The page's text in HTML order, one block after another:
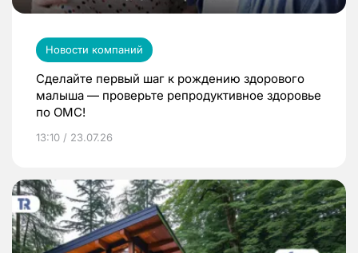
Новости компаний
Сделайте первый шаг к рождению здорового
малыша — проверьте репродуктивное здоровье
по ОМС!
13:10 / 23.07.26